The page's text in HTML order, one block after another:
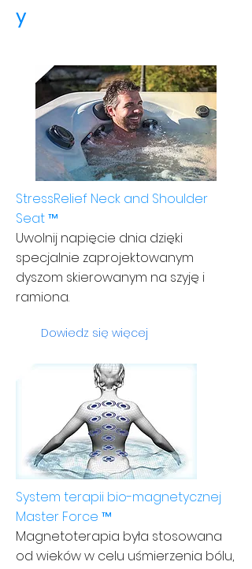
y
StressRelief Neck and Shoulder
Seat ™
Uwolnij napięcie dnia dzięki
specjalnie zaprojektowanym
dyszom skierowanym na szyję i
ramiona.
Dowiedz się więcej
System terapii bio-magnetycznej
Master Force ™
Magnetoterapia była stosowana
od wieków w celu uśmierzenia bólu,